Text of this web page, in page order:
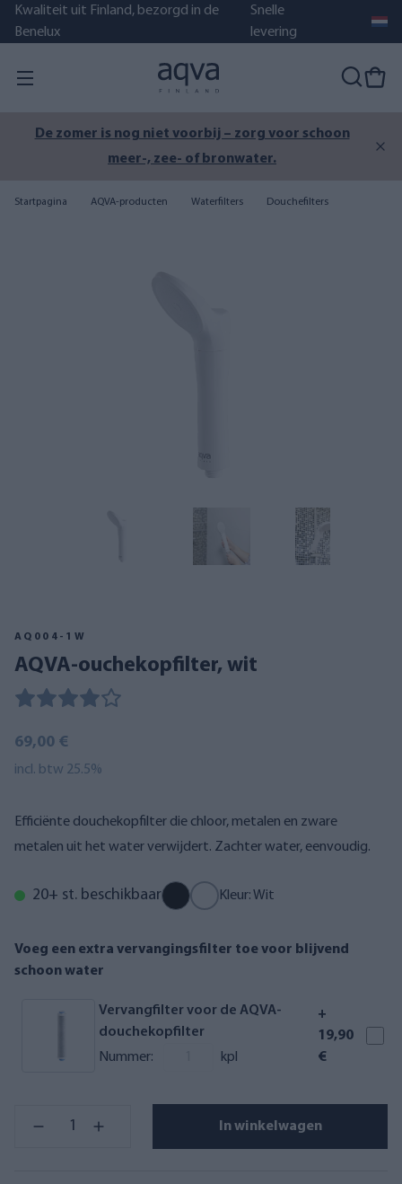
Kwaliteit uit Finland, bezorgd in de
Benelux
Snelle
levering
De zomer is nog niet voorbij – zorg voor schoon
meer-, zee- of bronwater.
Startpagina AQVA-producten Waterfilters Douchefilters
AQ004-1W
AQVA-ouchekopfilter, wit
69,00 €
incl. btw 25.5%
Efficiënte douchekopfilter die chloor, metalen en zware
metalen uit het water verwijdert. Zachter water, eenvoudig.
20+ st. beschikbaar Kleur: Wit
Voeg een extra vervangingsfilter toe voor blijvend
schoon water
Vervangfilter voor de AQVA-
douchekopfilter
Nummer:
kpl
+
19,90
€
In winkelwagen